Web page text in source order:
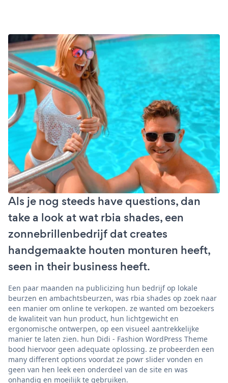
Als je nog steeds have questions, dan
take a look at wat rbia shades, een
zonnebrillenbedrijf dat creates
handgemaakte houten monturen heeft,
seen in their business heeft.
Een paar maanden na publicizing hun bedrijf op lokale
beurzen en ambachtsbeurzen, was rbia shades op zoek naar
een manier om online te verkopen. ze wanted om bezoekers
de kwaliteit van hun product, hun lichtgewicht en
ergonomische ontwerpen, op een visueel aantrekkelijke
manier te laten zien. hun Didi - Fashion WordPress Theme
bood hiervoor geen adequate oplossing. ze probeerden een
many different options voordat ze powr slider vonden en
geen van hen leek een onderdeel van de site en was
onhandig en moeilijk te gebruiken.